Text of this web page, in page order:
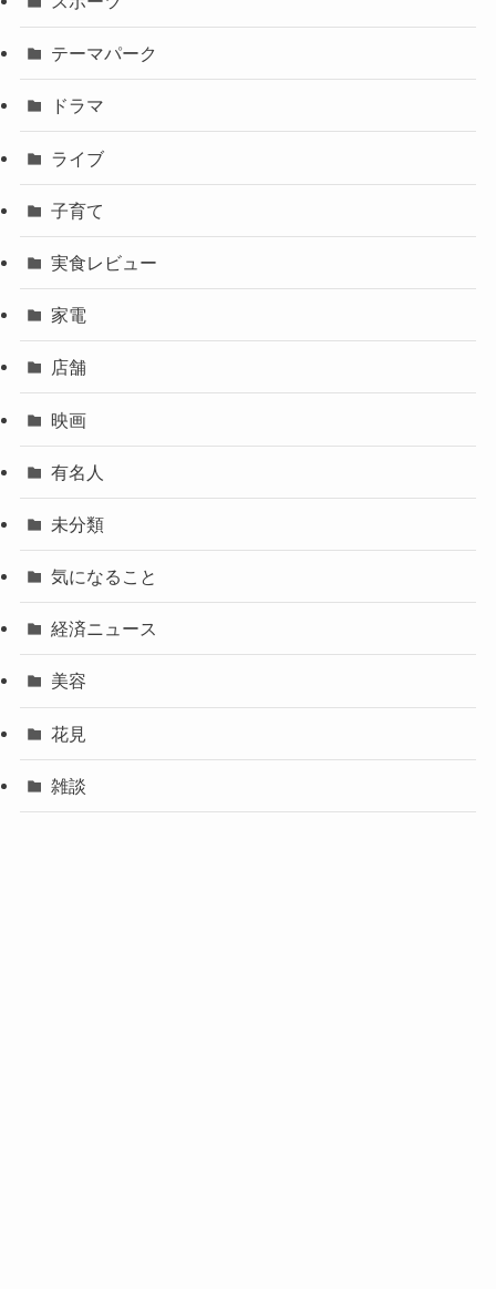
テーマパーク
ドラマ
ライブ
子育て
実食レビュー
家電
店舗
映画
有名人
未分類
気になること
経済ニュース
美容
花見
雑談